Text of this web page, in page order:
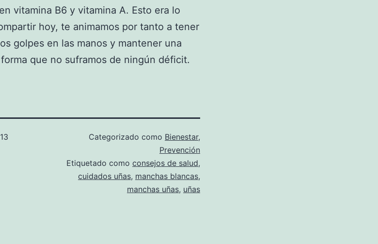
vitamina B6 y vitamina A. Esto era lo
hoy, te animamos por tanto a tener
golpes en las manos y mantener una
que no suframos de ningún déficit.
Categorizado como Bienestar,
Prevención
Etiquetado como consejos de salud,
cuidados uñas, manchas blancas,
manchas uñas, uñas